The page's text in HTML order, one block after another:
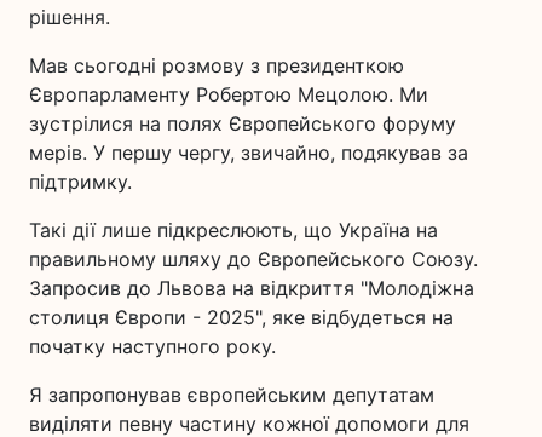
рішення.
Мав сьогодні розмову з президенткою
Європарламенту Робертою Мецолою. Ми
зустрілися на полях Європейського форуму
мерів. У першу чергу, звичайно, подякував за
підтримку.
Такі дії лише підкреслюють, що Україна на
правильному шляху до Європейського Союзу.
Запросив до Львова на відкриття "Молодіжна
столиця Європи - 2025", яке відбудеться на
початку наступного року.
Я запропонував європейським депутатам
виділяти певну частину кожної допомоги для